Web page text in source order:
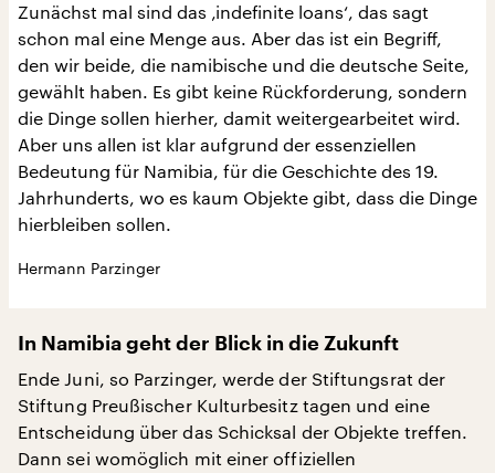
Zunächst mal sind das ‚indefinite loans‘, das sagt
schon mal eine Menge aus. Aber das ist ein Begriff,
den wir beide, die namibische und die deutsche Seite,
gewählt haben. Es gibt keine Rückforderung, sondern
die Dinge sollen hierher, damit weitergearbeitet wird.
Aber uns allen ist klar aufgrund der essenziellen
Bedeutung für Namibia, für die Geschichte des 19.
Jahrhunderts, wo es kaum Objekte gibt, dass die Dinge
hierbleiben sollen.
Hermann Parzinger
In Namibia geht der Blick in die Zukunft
Ende Juni, so Parzinger, werde der Stiftungsrat der
Stiftung Preußischer Kulturbesitz tagen und eine
Entscheidung über das Schicksal der Objekte treffen.
Dann sei womöglich mit einer offiziellen